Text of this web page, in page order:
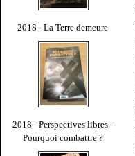
2018 - La Terre demeure
2018 - Perspectives libres -
Pourquoi combattre ?